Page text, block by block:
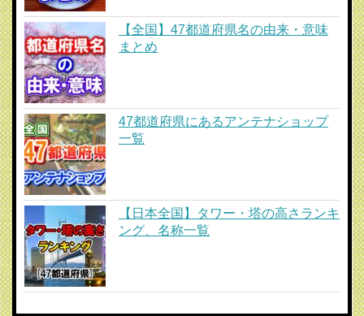
【全国】47都道府県名の由来・意味
まとめ
47都道府県にあるアンテナショップ
一覧
【日本全国】タワー・塔の高さランキ
ング、名称一覧